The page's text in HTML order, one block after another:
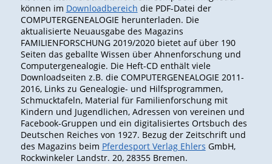
können im Downloadbereich die PDF-Datei der
COMPUTERGENEALOGIE herunterladen. Die
aktualisierte Neuausgabe des Magazins
FAMILIENFORSCHUNG 2019/2020 bietet auf über 190
Seiten das geballte Wissen über Ahnenforschung und
Computergenealogie. Die Heft-CD enthält viele
Downloadseiten z.B. die COMPUTERGENEALOGIE 2011-
2016, Links zu Genealogie- und Hilfsprogrammen,
Schmucktafeln, Material für Familienforschung mit
Kindern und Jugendlichen, Adressen von vereinen und
Facebook-Gruppen und ein digitalisiertes Ortsbuch des
Deutschen Reiches von 1927. Bezug der Zeitschrift und
des Magazins beim Pferdesport Verlag Ehlers GmbH,
Rockwinkeler Landstr. 20, 28355 Bremen.